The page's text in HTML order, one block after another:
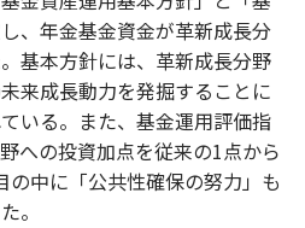
、年金基金資金が革新成長分
基本方針には、革新成長分野
来成長動力を発掘することに
いる。また、基金運用評価指
への投資加点を従来の1点から
の中に「公共性確保の努力」も
。